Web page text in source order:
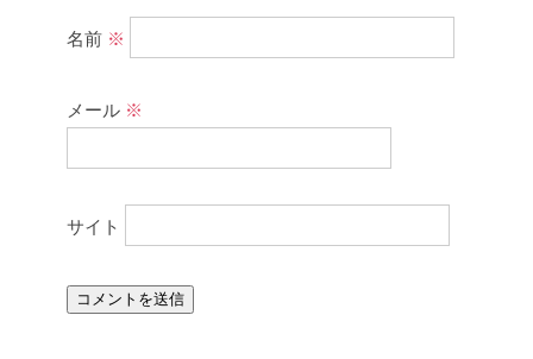
名前 ※
メール ※
サイト